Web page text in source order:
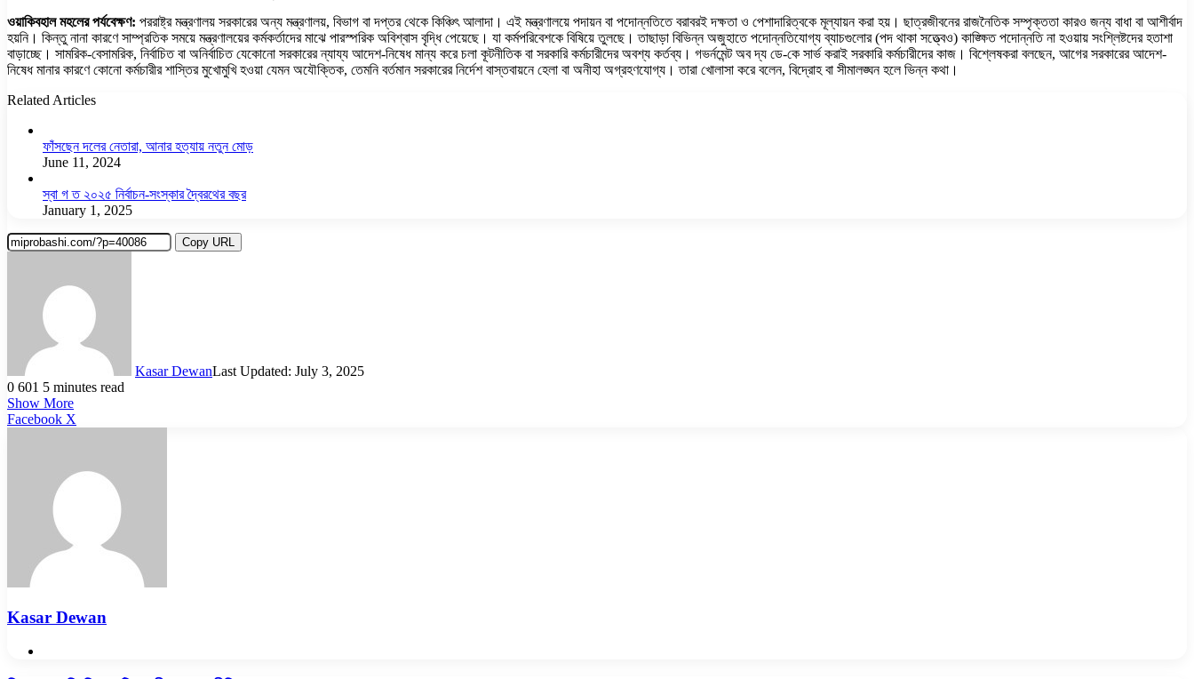
ওয়াকিবহাল মহলের পর্যবেক্ষণ: পররাষ্ট্র মন্ত্রণালয় সরকারের অন্য মন্ত্রণালয়, বিভাগ বা দপ্তর থেকে কিঞ্চিৎ আলাদা। এই মন্ত্রণালয়ে পদায়ন বা পদোন্নতিতে বরাবরই দক্ষতা ও পেশাদারিত্বকে মূল্যায়ন করা হয়। ছাত্রজীবনের রাজনৈতিক সম্পৃক্ততা কারও জন্য বাধা বা আশীর্বাদ
হয়নি। কিন্তু নানা কারণে সাম্প্রতিক সময়ে মন্ত্রণালয়ের কর্মকর্তাদের মাঝে পারস্পরিক অবিশ্বাস বৃদ্ধি পেয়েছে। যা কর্মপরিবেশকে বিষিয়ে তুলছে। তাছাড়া বিভিন্ন অজুহাতে পদোন্নতিযোগ্য ব্যাচগুলোর (পদ থাকা সত্ত্বেও) কাঙ্ক্ষিত পদোন্নতি না হওয়ায় সংশ্লিষ্টদের হতাশা
বাড়াচ্ছে। সামরিক-বেসামরিক, নির্বাচিত বা অনির্বাচিত যেকোনো সরকারের ন্যায্য আদেশ-নিষেধ মান্য করে চলা কূটনীতিক বা সরকারি কর্মচারীদের অবশ্য কর্তব্য। গভর্নমেন্ট অব দ্য ডে-কে সার্ভ করাই সরকারি কর্মচারীদের কাজ। বিশ্লেষকরা বলছেন, আগের সরকারের আদেশ-
নিষেধ মানার কারণে কোনো কর্মচারীর শাস্তির মুখোমুখি হওয়া যেমন অযৌক্তিক, তেমনি বর্তমান সরকারের নির্দেশ বাস্তবায়নে হেলা বা অনীহা অগ্রহণযোগ্য। তারা খোলাসা করে বলেন, বিদ্রোহ বা সীমালঙ্ঘন হলে ভিন্ন কথা।
Related Articles
ফাঁসছেন দলের নেতারা, আনার হত্যায় নতুন মোড়
June 11, 2024
স্বা গ ত ২০২৫ নির্বাচন-সংস্কার দ্বৈরথের বছর
January 1, 2025
Copy URL
Kasar DewanLast Updated: July 3, 2025
0 601 5 minutes read
Show More
Facebook X
Kasar Dewan